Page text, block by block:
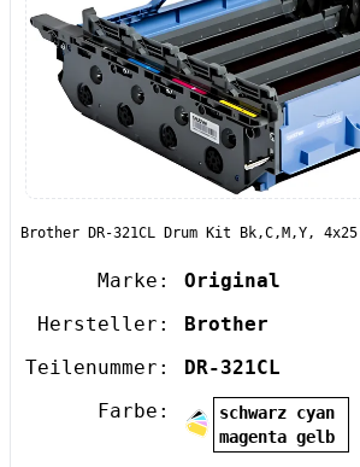
Brother DR-321CL Drum Kit Bk,C,M,Y,
Marke:
Original
Hersteller:
Brother
Teilenummer:
DR-321CL
Farbe:
schwarz cyan
magenta gelb